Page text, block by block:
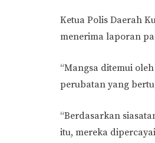
Ketua Polis Daerah
menerima laporan
“Mangsa ditemui
perubatan yang
“Berdasarkan
itu, mereka